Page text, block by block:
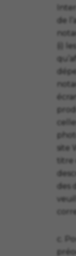
de
(i)
site
c.